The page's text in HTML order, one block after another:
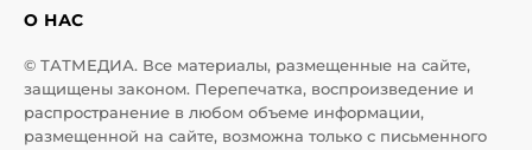
О НАС
© ТАТМЕДИА. Все материалы, размещенные на сайте,
защищены законом. Перепечатка, воспроизведение и
распространение в любом объеме информации,
размещенной на сайте, возможна только с письменного